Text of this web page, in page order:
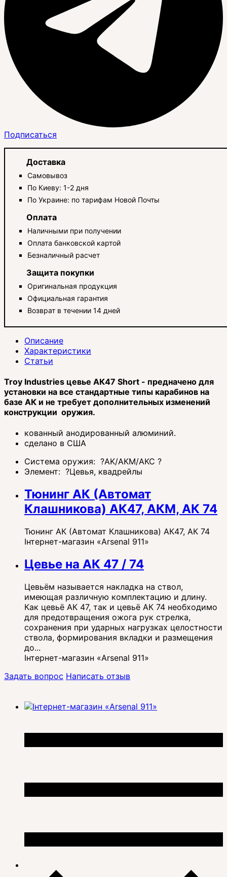
Подписаться
Доставка
Самовывоз
По Киеву: 1-2 дня
По Украине: по тарифам Новой Почты
Оплата
Наличными при получении
Оплата банковской картой
Безналичный расчет
Защита покупки
Оригинальная продукция
Официальная гарантия
Возврат в течении 14 дней
Описание
Характеристики
Статьи
Troy Industries цевье АК47 Short - предначено для
установки на все стандартные типы карабинов на
базе АК и не требует дополнительных изменений
конструкции оружия.
кованный анодированный алюминий.
сделано в США
Система оружия: ?AK/АКМ/АКС ?
Элемент: ?Цевья, квадрейлы
Тюнинг АК (Автомат
Клашникова) АК47, АКМ, АК 74
Тюнинг АК (Автомат Клашникова) АК47, АК 74
Інтернет-магазин «Arsenal 911»
Цевье на АК 47 / 74
Цевьём называется накладка на ствол,
имеющая различную комплектацию и длину.
Как цевьё АК 47, так и цевьё АК 74 необходимо
для предотвращения ожога рук стрелка,
сохранения при ударных нагрузках целостности
ствола, формирования вкладки и размещения
до...
Інтернет-магазин «Arsenal 911»
Задать вопрос Написать отзыв